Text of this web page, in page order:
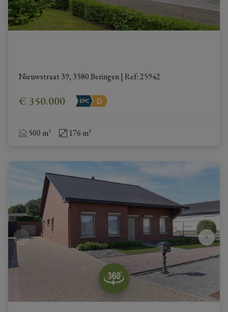
Nieuwstraat 39, 3580 Beringen | Ref: 25942
€ 350.000
500 m² 176 m²